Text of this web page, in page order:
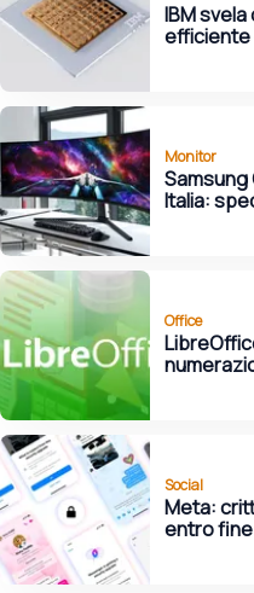
IBM
efficiente
Monitor
Samsung
Italia:
Office
Social
Meta:
entro